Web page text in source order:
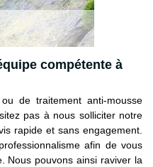
compétente à
de traitement anti-mousse
pas à nous solliciter notre
rapide et sans engagement.
afin de vous
Nous pouvons ainsi raviver la